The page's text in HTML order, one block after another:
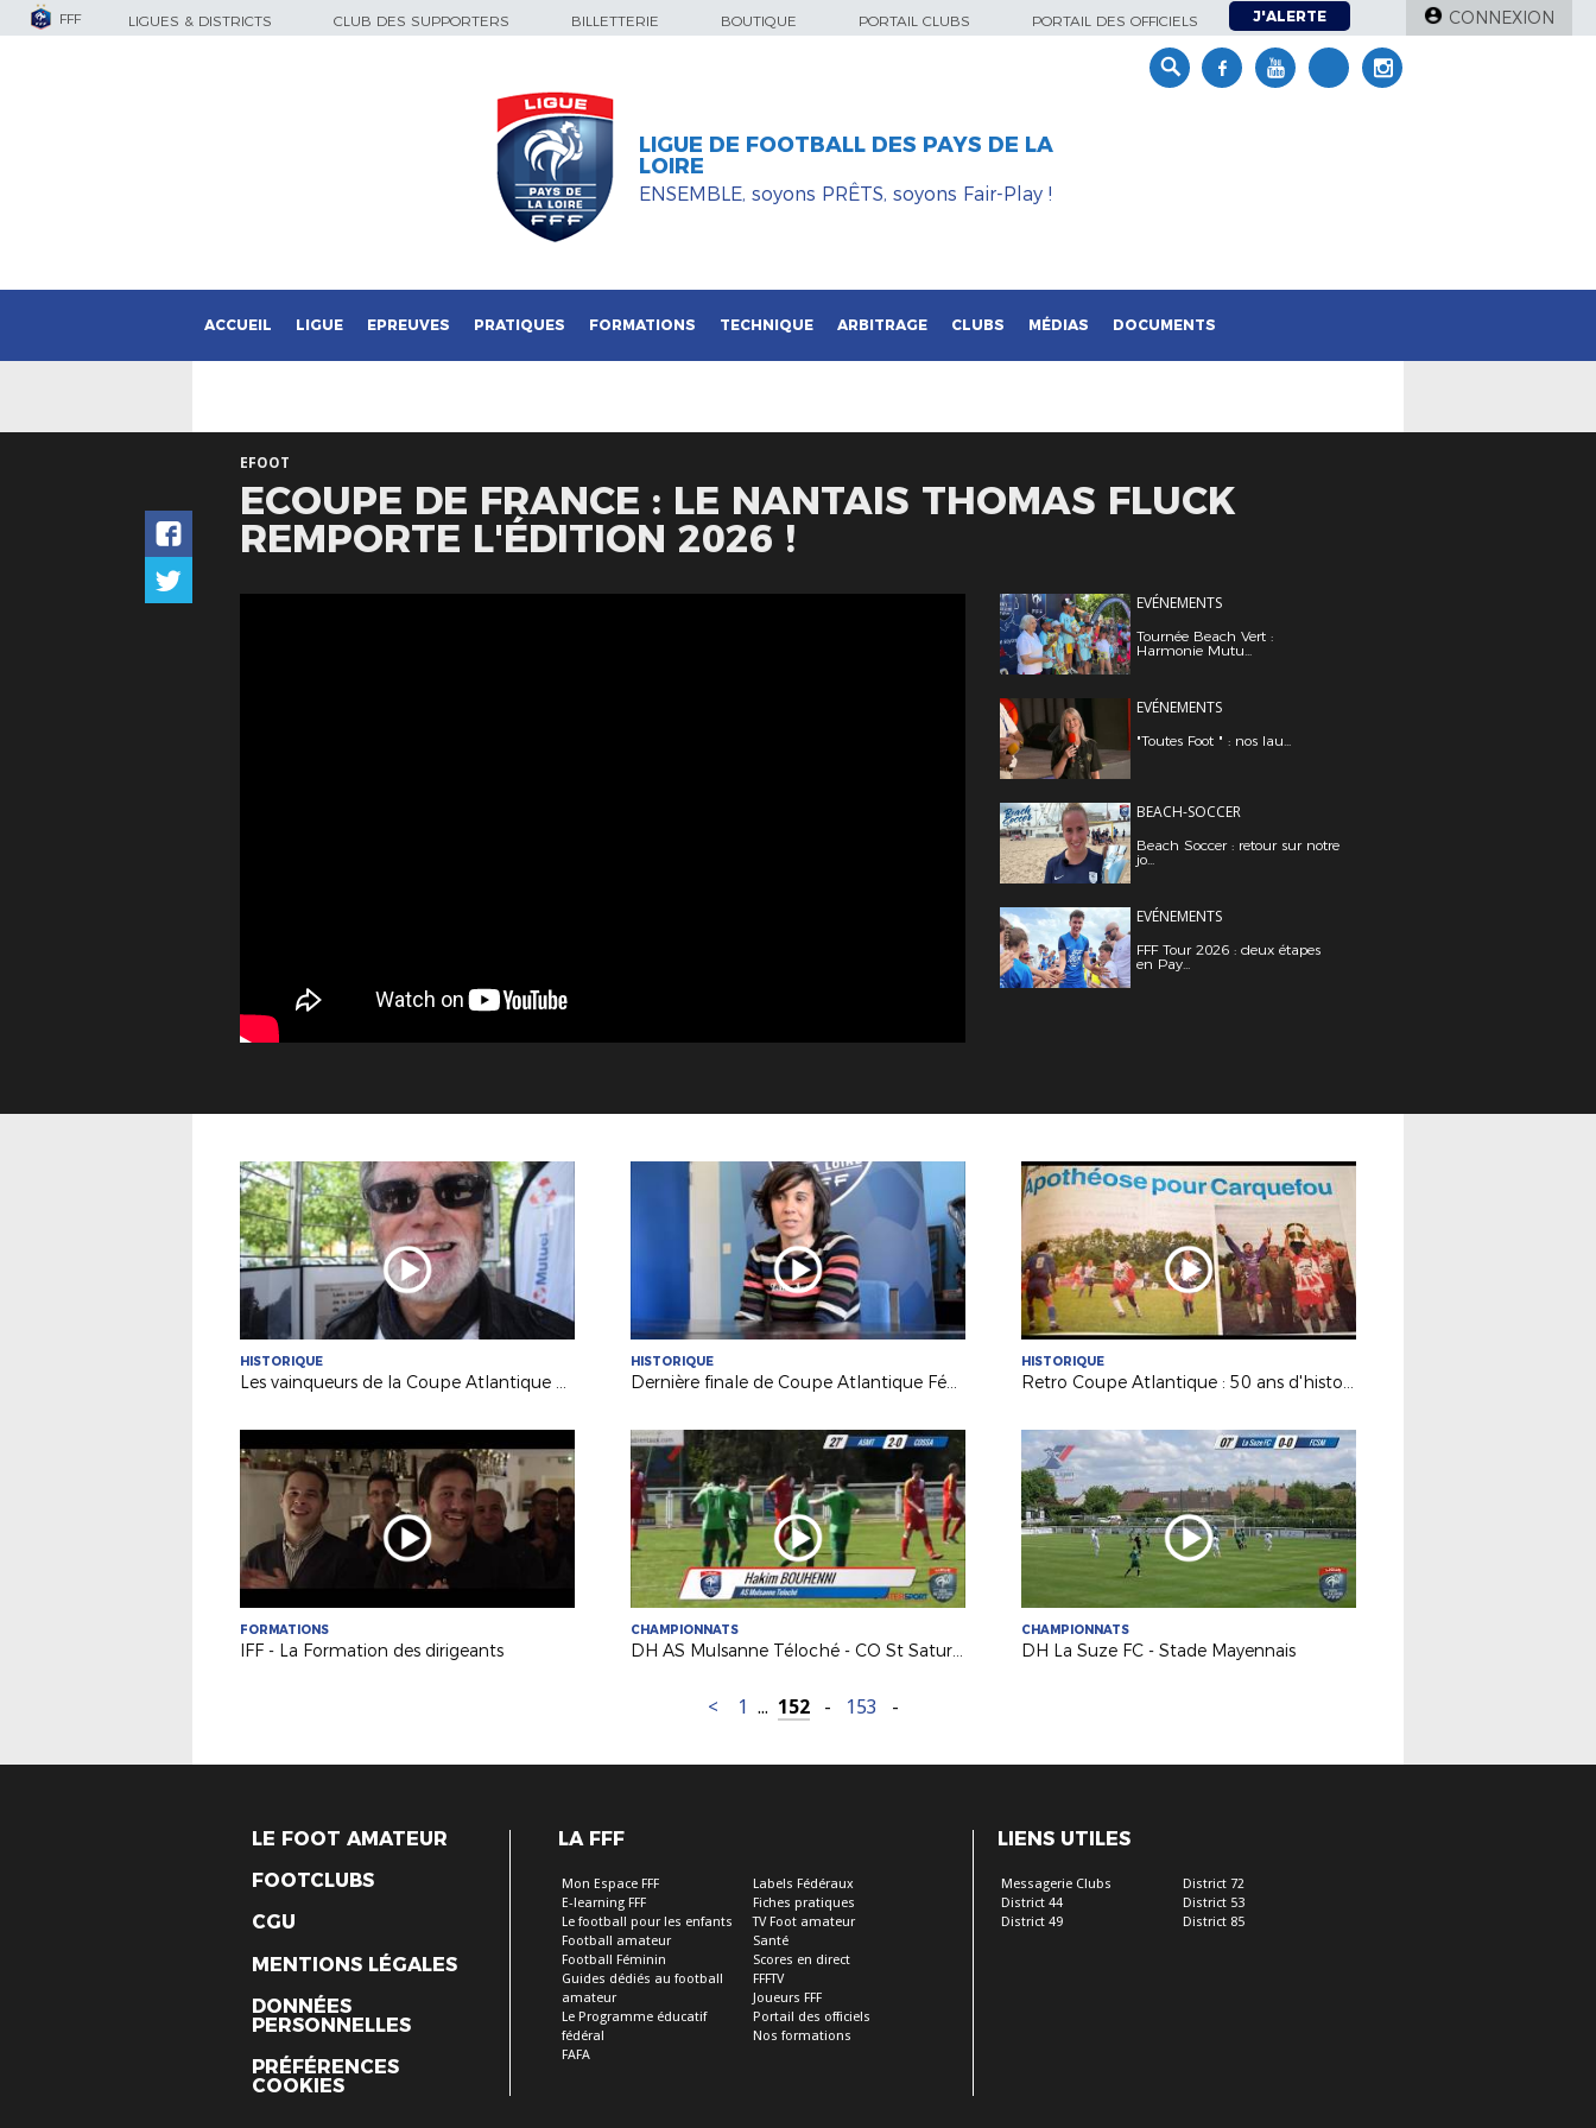
FFF LIGUES & DISTRICTS CLUB DES SUPPORTERS BILLETTERIE BOUTIQUE PORTAIL CLUBS PORTAIL DES OFFICIELS J'ALERTE CONNEXION
LIGUE DE FOOTBALL DES PAYS DE LA
LOIRE
ENSEMBLE, soyons PRÊTS, soyons Fair-Play !
ACCUEIL LIGUE EPREUVES PRATIQUES FORMATIONS TECHNIQUE ARBITRAGE CLUBS MÉDIAS DOCUMENTS
EFOOT
ECOUPE DE FRANCE : LE NANTAIS THOMAS FLUCK
REMPORTE L'ÉDITION 2026 !
EVÉNEMENTS
Tournée Beach Vert :
Harmonie Mutu...
EVÉNEMENTS
"Toutes Foot " : nos lau...
BEACH-SOCCER
Beach Soccer : retour sur notre
jo...
EVÉNEMENTS
FFF Tour 2026 : deux étapes
en Pay...
HISTORIQUE
Les vainqueurs de la Coupe Atlantique Féminine à l'honneur à Machecoul
HISTORIQUE
Dernière finale de Coupe Atlantique Féminine :
HISTORIQUE
Retro Coupe Atlantique : 50 ans d'histoire !
FORMATIONS
IFF - La Formation des dirigeants
CHAMPIONNATS
DH AS Mulsanne Téloché - CO St Saturnin Arche
CHAMPIONNATS
DH La Suze FC - Stade Mayennais
< 1 ... 152 - 153 -
LE FOOT AMATEUR
FOOTCLUBS
CGU
MENTIONS LÉGALES
DONNÉES
PERSONNELLES
PRÉFÉRENCES
COOKIES
LA FFF
Mon Espace FFF
E-learning FFF
Le football pour les enfants
Football amateur
Football Féminin
Guides dédiés au football
amateur
Le Programme éducatif
fédéral
FAFA
Labels Fédéraux
Fiches pratiques
TV Foot amateur
Santé
Scores en direct
FFFTV
Joueurs FFF
Portail des officiels
Nos formations
LIENS UTILES
Messagerie Clubs
District 44
District 49
District 72
District 53
District 85